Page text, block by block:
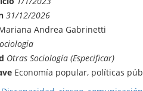
31/12/2026
Andrea Gabrinetti
Otras Sociología (Especificar)
Economía popular, políticas